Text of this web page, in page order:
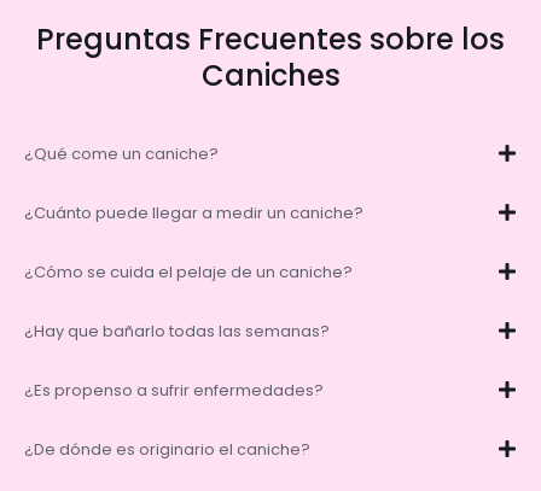
Preguntas Frecuentes sobre los
Caniches
¿Qué come un caniche?
¿Cuánto puede llegar a medir un caniche?
¿Cómo se cuida el pelaje de un caniche?
¿Hay que bañarlo todas las semanas?
¿Es propenso a sufrir enfermedades?
¿De dónde es originario el caniche?